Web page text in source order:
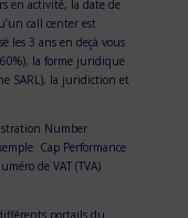
en activité, la date de
call center est
les 3 ans en deçà vous
la forme juridique
SARL), la juridiction et
Number
Cap Performance
de VAT (TVA)